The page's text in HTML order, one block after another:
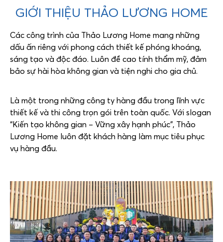
GIỚI THIỆU THẢO LƯƠNG HOME
Các công trình của Thảo Lương Home mang những
dấu ấn riêng với phong cách thiết kế phóng khoáng,
sáng tạo và độc đáo. Luôn đề cao tính thẩm mỹ, đảm
bảo sự hài hòa không gian và tiện nghi cho gia chủ.
Là một trong những công ty hàng đầu trong lĩnh vực
thiết kế và thi công trọn gói trên toàn quốc. Với slogan
“Kiến tạo không gian – Vững xây hạnh phúc”, Thảo
Lương Home luôn đặt khách hàng làm mục tiêu phục
vụ hàng đầu.